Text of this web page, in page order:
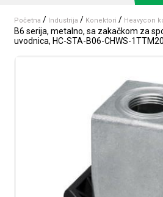
Početna / Industrija / Konektori / Heavycon
B6 serija, metalno, sa zakačkom za
uvodnica, HC-STA-B06-CHWS-